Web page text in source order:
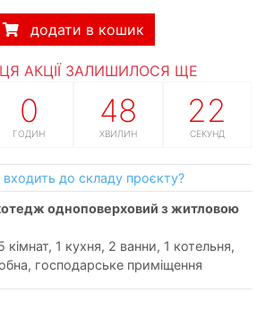
додати в кошик
АКЦІЇ ЗАЛИШИЛОСЯ ЩЕ
0
ГОДИН
48
ХВИЛИН
21
СЕКУНД
до складу проєкту?
1 кухня, 2 ванни, 1 котельня,
господарське приміщення